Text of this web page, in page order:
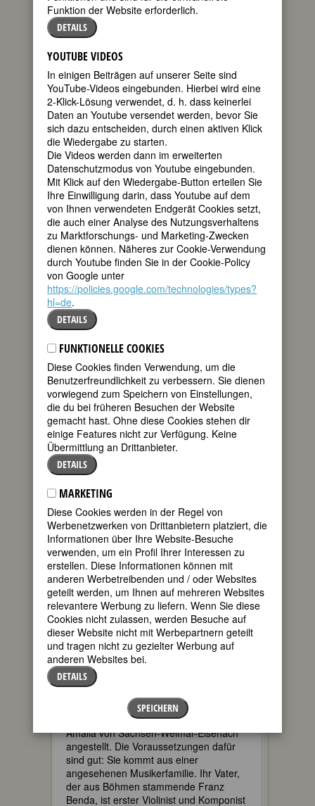
(verh. Wolf)
Dezember
1742 in Berlin
gestorben am
2. August 1820
in Weimar
deutsche
Sängerin,
Pianistin und
Komponistin;
Kammersängerin am Hof der
Herzogin Anna Amalia von Sachsen-
Weimar-Eisenach
205. Todestag am 2. August 2025
Biografie•Zitate
Quellen
BIOGRAFIE
Das 18. Jahrhundert ist eine Epoche der
Umbrüche und Aufbrüche, in der Frauen
auch nach neuen Tätigkeiten in der
Musik suchen. Eine explizite
musikalische Ausbildung, wie sie Maria
Benda und ihre jüngere Schwester
Juliane bei ihrem Vater genießen,
erhalten jedoch nur wenige. Den
meisten bleibt eine eigenständige
Von Frauen verfasste große
Orchesterwerke, Opern oder
Kammermusik für mehrere Instrumente
sind vor allem in Deutschland die
Ausnahme. Viele komponieren für sich,
für die Familie und für Freunde. Doch
an den europäischen Höfen sind in der
zweiten Hälfte des 18. Jahrhunderts
schon viele Frauen als Sängerinnen,
Musikerinnen oder Lehrerinnen
angestellt. Der Zugang dazu hängt
allerdings von ihrer sozialen Herkunft,
der musikalischen Ausbildung und nicht
zuletzt von persönlichen Beziehungen
Sie wird 1761 als Kammerfrau und
Sängerin am Hof der Herzogin Anna
Amalia von Sachsen-Weimar-Eisenach
angestellt. Die Voraussetzungen dafür
sind gut: Sie kommt aus einer
angesehenen Musikerfamilie. Ihr Vater,
der aus Böhmen stammende Franz
Benda, ist erster Violinist und Komponist
Funktion der Website erforderlich.
DETAILS
YOUTUBE VIDEOS
In einigen Beiträgen auf unserer Seite sind
YouTube-Videos eingebunden. Hierbei wird eine
2-Klick-Lösung verwendet, d. h. dass keinerlei
Daten an Youtube versendet werden, bevor Sie
sich dazu entscheiden, durch einen aktiven Klick
die Wiedergabe zu starten.
Die Videos werden dann im erweiterten
Datenschutzmodus von Youtube eingebunden.
Mit Klick auf den Wiedergabe-Button erteilen Sie
Ihre Einwilligung darin, dass Youtube auf dem
von Ihnen verwendeten Endgerät Cookies setzt,
die auch einer Analyse des Nutzungsverhaltens
zu Marktforschungs- und Marketing-Zwecken
dienen können. Näheres zur Cookie-Verwendung
durch Youtube finden Sie in der Cookie-Policy
von Google unter
https://policies.google.com/technologies/types?
hl=de.
DETAILS
FUNKTIONELLE COOKIES
Diese Cookies finden Verwendung, um die
Benutzerfreundlichkeit zu verbessern. Sie dienen
vorwiegend zum Speichern von Einstellungen,
die du bei früheren Besuchen der Website
gemacht hast. Ohne diese Cookies stehen dir
einige Features nicht zur Verfügung. Keine
Übermittlung an Drittanbieter.
DETAILS
MARKETING
Diese Cookies werden in der Regel von
Werbenetzwerken von Drittanbietern platziert, die
Informationen über Ihre Website-Besuche
verwenden, um ein Profil Ihrer Interessen zu
erstellen. Diese Informationen können mit
anderen Werbetreibenden und / oder Websites
geteilt werden, um Ihnen auf mehreren Websites
relevantere Werbung zu liefern. Wenn Sie diese
Cookies nicht zulassen, werden Besuche auf
dieser Website nicht mit Werbepartnern geteilt
und tragen nicht zu gezielter Werbung auf
anderen Websites bei.
DETAILS
SPEICHERN